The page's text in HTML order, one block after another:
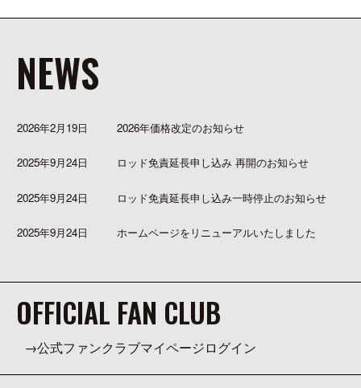
NEWS
2026年2月19日 2026年価格改定のお知らせ
2025年9月24日 ロッド免責延長申し込み 再開のお知らせ
2025年9月24日 ロッド免責延長申し込み一時停止のお知らせ
2025年9月24日 ホームページをリニューアルいたしました
OFFICIAL FAN CLUB
公式ファンクラブマイページログイン